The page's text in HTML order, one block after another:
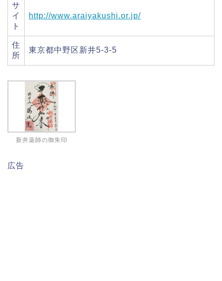
サ
イ
ト
http://www.araiyakushi.or.jp/
住
所
東京都中野区新井5-3-5
新井薬師の御朱印
広告